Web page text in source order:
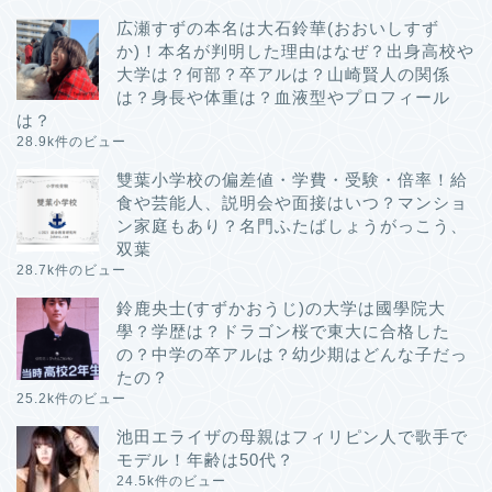
広瀬すずの本名は大石鈴華(おおいしすず
か)！本名が判明した理由はなぜ？出身高校や
大学は？何部？卒アルは？山崎賢人の関係
は？身長や体重は？血液型やプロフィール
は？
28.9k件のビュー
雙葉小学校の偏差値・学費・受験・倍率！給
食や芸能人、説明会や面接はいつ？マンショ
ン家庭もあり？名門ふたばしょうがっこう、
双葉
28.7k件のビュー
鈴鹿央士(すずかおうじ)の大学は國學院大
學？学歴は？ドラゴン桜で東大に合格した
の？中学の卒アルは？幼少期はどんな子だっ
たの？
25.2k件のビュー
池田エライザの母親はフィリピン人で歌手で
モデル！年齢は50代？
24.5k件のビュー